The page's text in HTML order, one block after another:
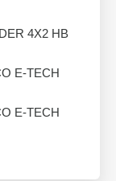
4X2 HB
E-TECH
E-TECH